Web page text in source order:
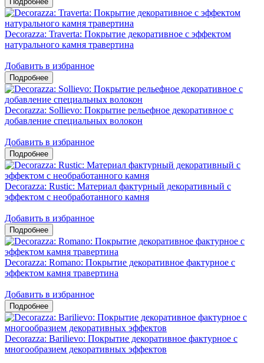
Decorazza: Traverta: Покрытие декоративное с эффектом
натурального камня травертина
Добавить в избранное
Decorazza: Sollievo: Покрытие рельефное декоративное с
добавление специальных волокон
Добавить в избранное
Decorazza: Rustic: Материал фактурный декоративный с
эффектом с необработанного камня
Добавить в избранное
Decorazza: Romano: Покрытие декоративное фактурное с
эффектом камня травертина
Добавить в избранное
Decorazza: Barilievo: Покрытие декоративное фактурное с
многообразием декоративных эффектов